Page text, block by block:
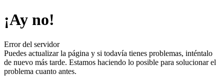
¡Ay no!
Error del servidor
Puedes actualizar la página y si todavía tienes problemas, inténtalo
de nuevo más tarde. Estamos haciendo lo posible para solucionar el
problema cuanto antes.